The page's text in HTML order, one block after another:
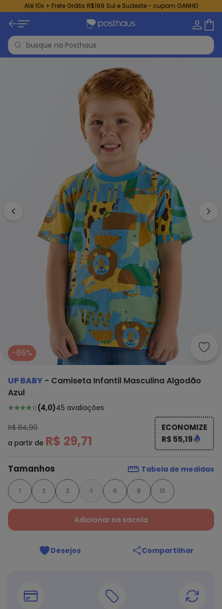
Até 10x + Frete Grátis R$199 Sul e Sudeste - cupom GANHEI
Up
-65%
UP BABY - Camiseta Infantil Masculina Algodão
Azul
(4,0)45 avaliações
R$ 84,90
a partir de R$ 29,71
ECONOMIZE
R$ 55,19
Tamanhos Tabela de medidas
1 2 3 4 6 8 10
Adicionar na sacola
Desejos Compartilhar